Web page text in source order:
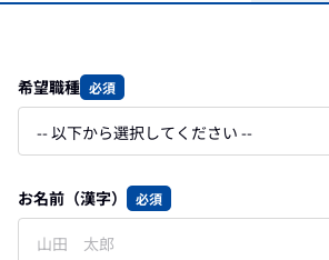
希望職種 必須
お名前（漢字） 必須